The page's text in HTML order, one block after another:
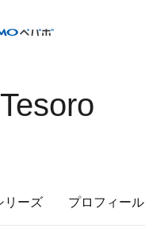
Tesoro
リーズ プロフィール